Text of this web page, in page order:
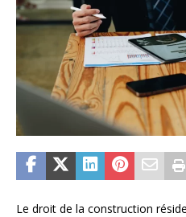
Le droit de la construction